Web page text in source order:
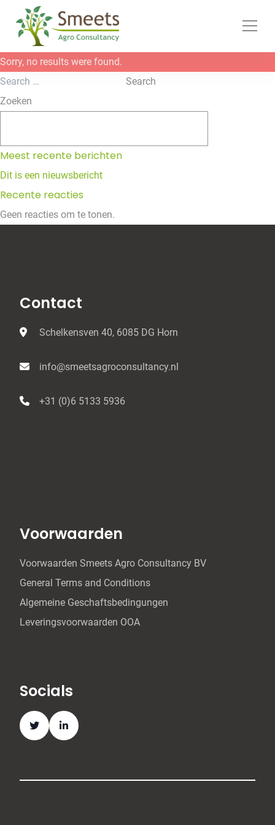
Ga naar de inhoud
Sorry, no results were found.
Search for:
Search
Zoeken
Meest recente berichten
Dit is een nieuwsbericht
Recente reacties
Geen reacties om te tonen.
Contact
Schelkensven 40, 6085 DG Horn
info@smeetsagroconsultancy.nl
+31 (0)6 5133 5936
Voorwaarden
Voorwaarden Smeets Agro Consultancy BV
General Terms and Conditions
Algemeine Geschaftsbedingungen
Leveringsvoorwaarden OOA
Socials